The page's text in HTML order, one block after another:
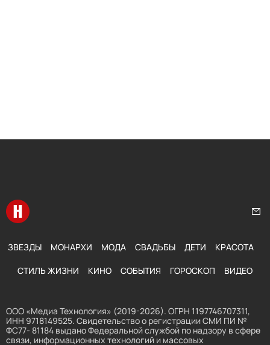
Перейти на главную
ЗВЕЗДЫ МОНАРХИ МОДА СВАДЬБЫ ДЕТИ КРАСОТА
СТИЛЬ ЖИЗНИ КИНО СОБЫТИЯ ГОРОСКОП ВИДЕО
ООО «Медиа Технология» (2019-2026). ОГРН 1197746707311,
ИНН 9718149525. Свидетельство о регистрации СМИ ПИ №
ФС77- 81184 выдано Федеральной службой по надзору в сфере
связи, информационных технологий и массовых